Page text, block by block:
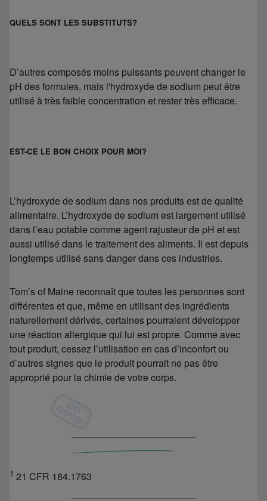
QUELS SONT LES SUBSTITUTS?
D’autres composés moins puissants peuvent changer le
pH des formules, mais l'hydroxyde de sodium peut être
utilisé à très faible concentration et rester très efficace.
EST-CE LE BON CHOIX POUR MOI?
L’hydroxyde de sodium dans nos produits est de qualité
alimentaire. L’hydroxyde de sodium est largement utilisé
dans l’eau potable comme agent rajusteur de pH et est
aussi utilisé dans le traitement des aliments. Il est depuis
longtemps utilisé sans danger dans ces industries.
Tom’s of Maine reconnaît que toutes les personnes sont
différentes et que, même en utilisant des ingrédients
naturellement dérivés, certaines pourraient développer
une réaction allergique qui lui est propre. Comme avec
tout produit, cessez l’utilisation en cas d’inconfort ou
d’autres signes que le produit pourrait ne pas être
approprié pour la chimie de votre corps.
1 21 CFR 184.1763